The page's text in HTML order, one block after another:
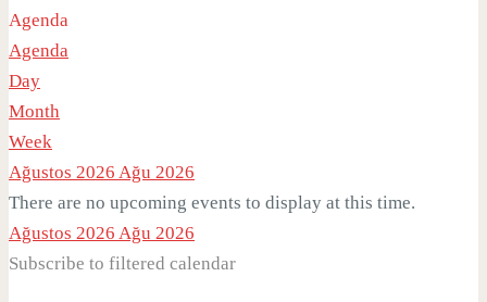
Agenda
Agenda
Day
Month
Week
Ağustos 2026 Ağu 2026
There are no upcoming events to display at this time.
Ağustos 2026 Ağu 2026
Subscribe to filtered calendar